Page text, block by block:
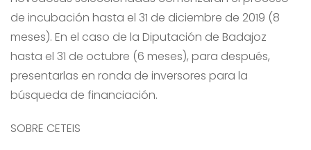
de incubación hasta el 31 de diciembre de 2019 (8
meses). En el caso de la Diputación de Badajoz
hasta el 31 de octubre (6 meses), para después,
presentarlas en ronda de inversores para la
búsqueda de financiación.
SOBRE CETEIS